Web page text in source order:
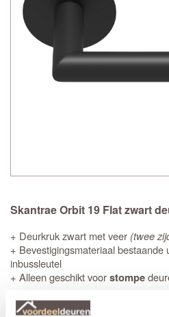
Skantrae Orbit 19 Flat zwart
+ Deurkruk zwart met veer (twee
+ Bevestigingsmateriaal bestaande
inbussleutel
+ Alleen geschikt voorstompe